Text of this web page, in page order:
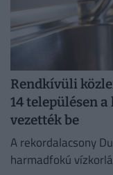
Rendkívüli
14 településen
vezették be
A rekordalacsony
harmadfokú